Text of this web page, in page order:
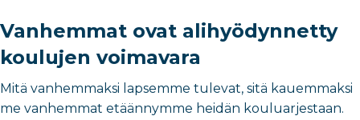
Vanhemmat ovat alihyödynnetty
koulujen voimavara
Mitä vanhemmaksi lapsemme tulevat, sitä kauemmaksi
me vanhemmat etäännymme heidän kouluarjestaan.